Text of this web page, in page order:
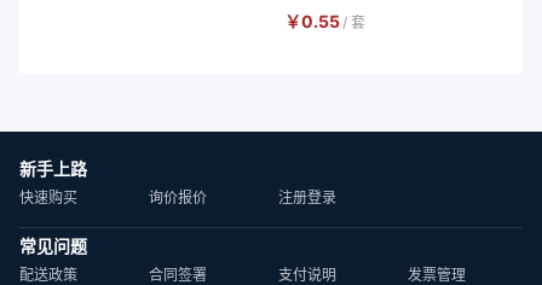
￥0.55 / 套
新手上路
快速购买 询价报价 注册登录
常见问题
配送政策 合同签署 支付说明 发票管理